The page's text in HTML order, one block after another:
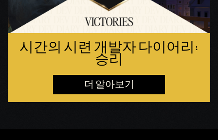
시간의 시련 개발자 다이어리:
승리
더 알아보기